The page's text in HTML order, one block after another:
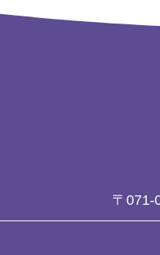
〒071-